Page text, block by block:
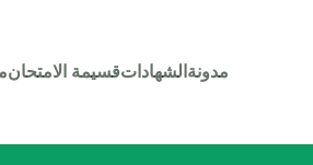
قسيمة الامتحانالشهاداتمدونة